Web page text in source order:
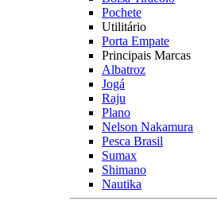
Pochete
Utilitário
Porta Empate
Principais Marcas
Albatroz
Jogá
Raju
Plano
Nelson Nakamura
Pesca Brasil
Sumax
Shimano
Nautika